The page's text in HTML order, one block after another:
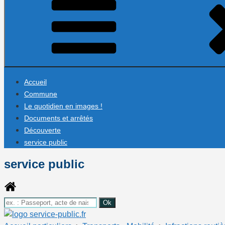
Accueil
Commune
Le quotidien en images !
Documents et arrêtés
Découverte
service public
service public